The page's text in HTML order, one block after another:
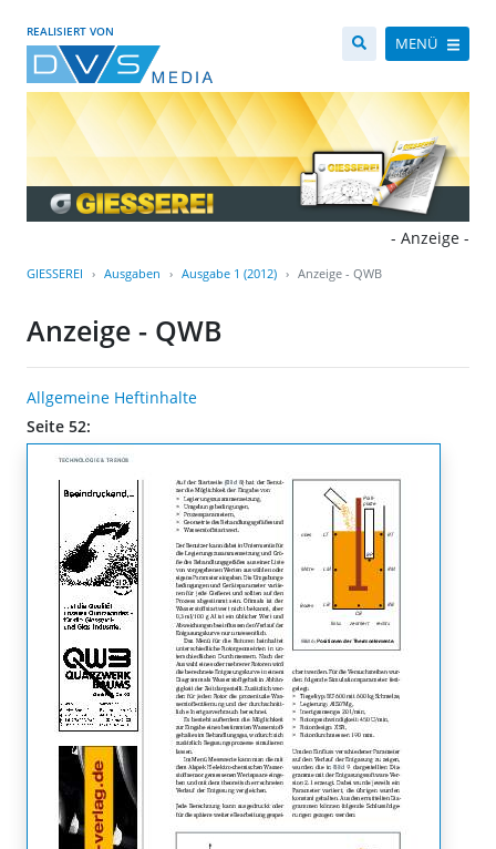
REALISIERT VON
MENÜ
- Anzeige -
GIESSEREI Ausgaben Ausgabe 1 (2012) Anzeige - QWB
Anzeige - QWB
Allgemeine Heftinhalte
Seite 52: